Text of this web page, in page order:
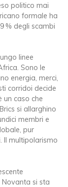
politico mai
formale ha
% degli scambi
linee
Sono le
energia, merci,
corridoi decide
un caso che
si allarghino
membri e
pur
Il multipolarismo
Novanta si sta